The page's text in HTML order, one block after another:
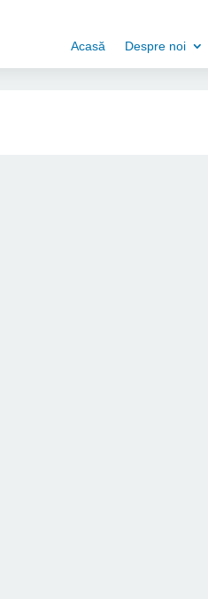
Acasă Despre noi